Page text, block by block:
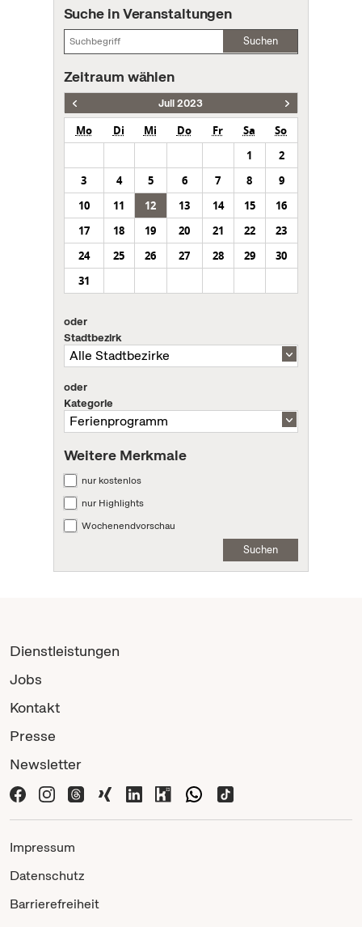
Suche in Veranstaltungen
Suchen
Zeitraum wählen
Juli 2023
Mo Di Mi Do Fr Sa
So
1
2
3
4 5 6 7 8
9
10
11 12 13 14 15
16
17
18 19 20 21 22
23
24
25 26 27 28 29
30
31
oder
Stadtbezirk
oder
Kategorie
Weitere Merkmale
nur kostenlos
nur Highlights
Wochenendvorschau
Suchen
Dienstleistungen
Jobs
Kontakt
Presse
Newsletter
Impressum
Datenschutz
Barrierefreiheit